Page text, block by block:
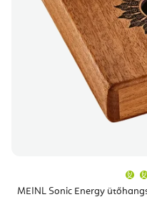
MEINL Sonic Energy